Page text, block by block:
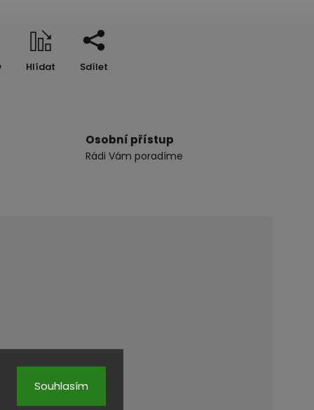
Souhlasím
Hlídat Sdílet
Osobní přístup
Rádi Vám poradíme